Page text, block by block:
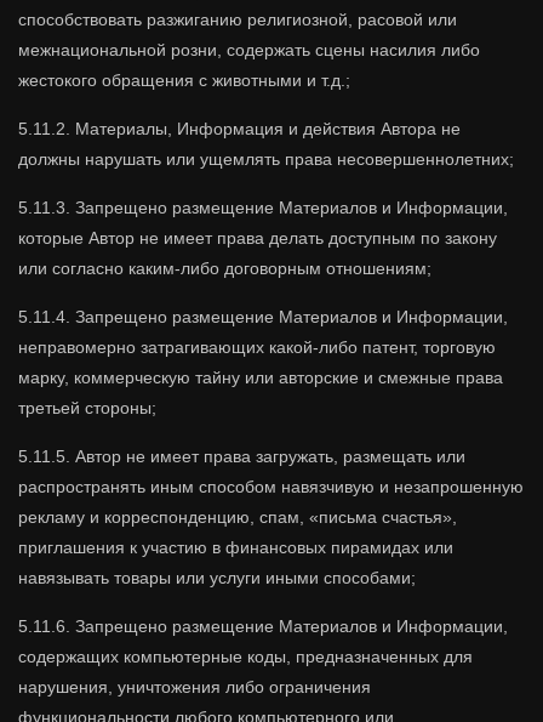
способствовать разжиганию религиозной, расовой или
межнациональной розни, содержать сцены насилия либо
жестокого обращения с животными и т.д.;
5.11.2. Материалы, Информация и действия Автора не
должны нарушать или ущемлять права несовершеннолетних;
5.11.3. Запрещено размещение Материалов и Информации,
которые Автор не имеет права делать доступным по закону
или согласно каким-либо договорным отношениям;
5.11.4. Запрещено размещение Материалов и Информации,
неправомерно затрагивающих какой-либо патент, торговую
марку, коммерческую тайну или авторские и смежные права
третьей стороны;
5.11.5. Автор не имеет права загружать, размещать или
распространять иным способом навязчивую и незапрошенную
рекламу и корреспонденцию, спам, «письма счастья»,
приглашения к участию в финансовых пирамидах или
навязывать товары или услуги иными способами;
5.11.6. Запрещено размещение Материалов и Информации,
содержащих компьютерные коды, предназначенных для
нарушения, уничтожения либо ограничения
функциональности любого компьютерного или